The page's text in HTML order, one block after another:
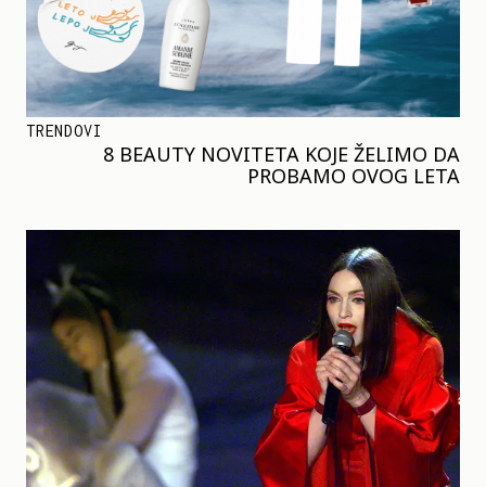
TRENDOVI
8 BEAUTY NOVITETA KOJE ŽELIMO DA
PROBAMO OVOG LETA